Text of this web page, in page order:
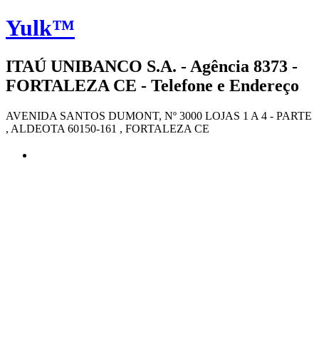
Yulk™
ITAÚ UNIBANCO S.A. - Agência 8373 -
FORTALEZA CE - Telefone e Endereço
AVENIDA SANTOS DUMONT, Nº 3000 LOJAS 1 A 4 - PARTE
, ALDEOTA 60150-161 , FORTALEZA CE